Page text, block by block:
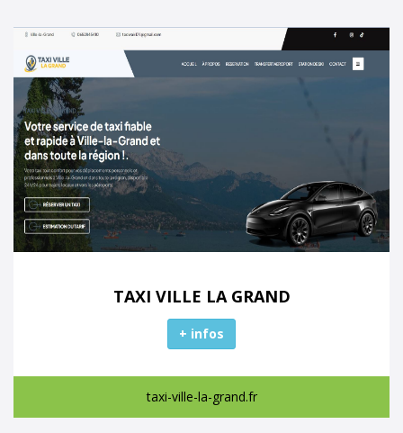
TAXI VILLE LA GRAND
+ infos
taxi-ville-la-grand.fr